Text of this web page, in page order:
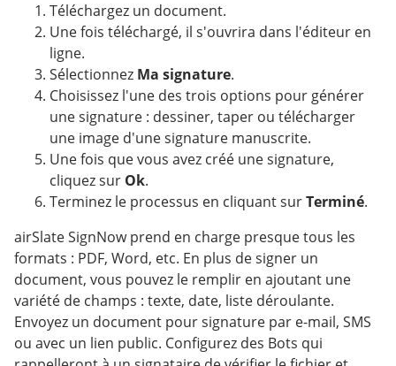
Téléchargez un document.
Une fois téléchargé, il s'ouvrira dans l'éditeur en
ligne.
Sélectionnez Ma signature.
Choisissez l'une des trois options pour générer
une signature : dessiner, taper ou télécharger
une image d'une signature manuscrite.
Une fois que vous avez créé une signature,
cliquez sur Ok.
Terminez le processus en cliquant surTerminé.
airSlate SignNow prend en charge presque tous les
formats : PDF, Word, etc. En plus de signer un
document, vous pouvez le remplir en ajoutant une
variété de champs : texte, date, liste déroulante.
Envoyez un document pour signature par e-mail, SMS
ou avec un lien public. Configurez des Bots qui